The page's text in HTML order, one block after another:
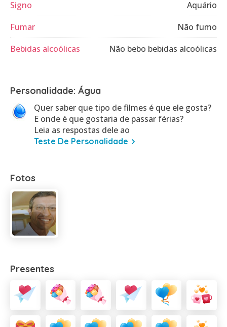
Signo
Aquário
Fumar
Não fumo
Bebidas alcoólicas
Não bebo bebidas alcoólicas
Personalidade: Água
Quer saber que tipo de filmes é que ele gosta?
E onde é que gostaria de passar férias?
Leia as respostas dele ao
Teste De Personalidade
Fotos
Presentes